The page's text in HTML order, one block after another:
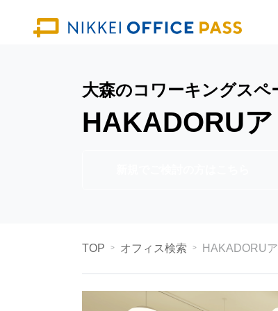
大森のコワーキングスペ
HAKADORU
TOP オフィス検索 HAKADORU